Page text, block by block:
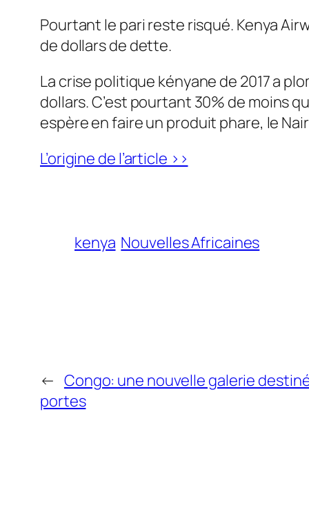
Pourtant le pari reste risqué. Kenya
de dollars de dette.
La crise politique kényane de 2017 a
dollars. C’est pourtant 30% de moins
espère en faire un produit phare, le
L’origine de l’article >>
kenya Nouvelles Africaines
← Congo: une nouvelle galerie
portes